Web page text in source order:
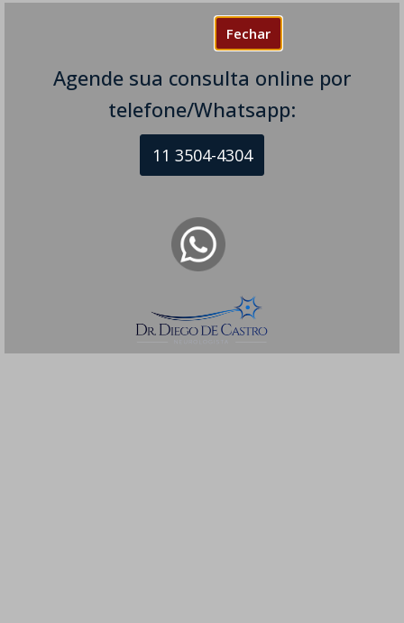
Fechar
Agende sua consulta online por
telefone/Whatsapp:
11 3504-4304